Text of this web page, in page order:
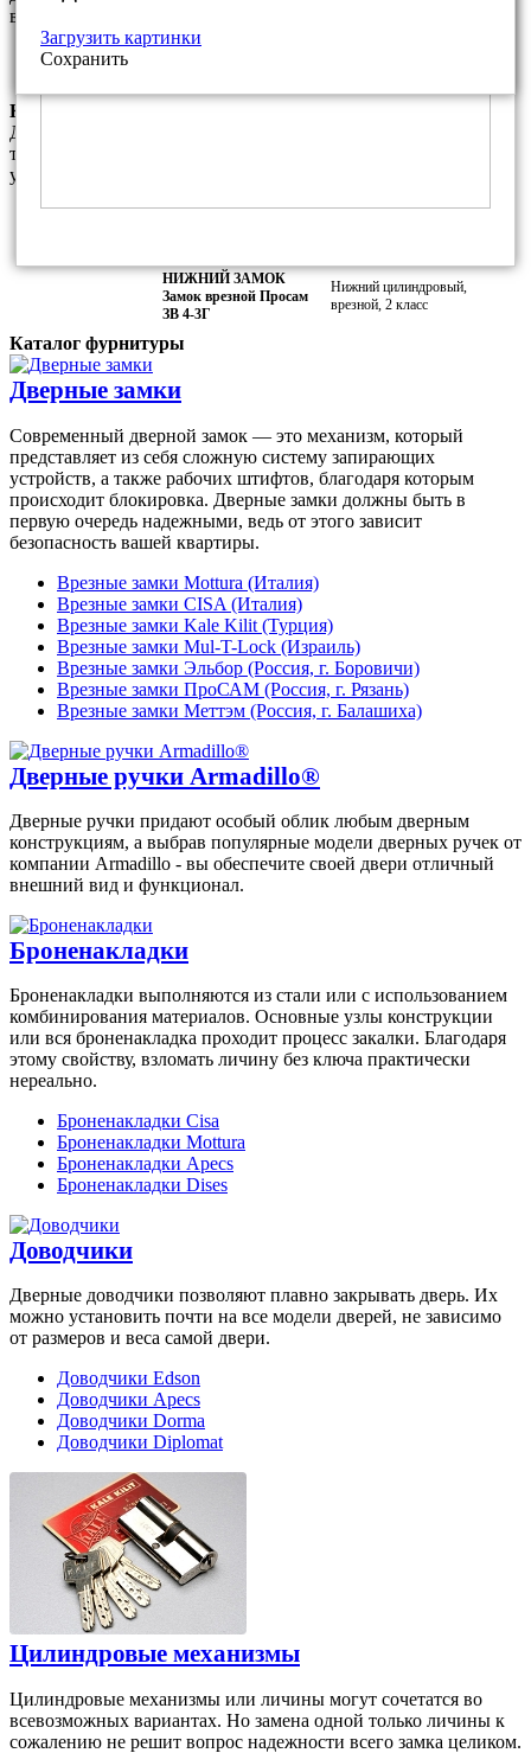
варианты фурнитуры из нашего каталога
Комплектация замками данной модели
Данный комплект замков является базовым и соответсвует
требованиям МВД РФ. За дополнительную плату Вы можете
установить любой другой замок из наших каталогов.
ВЕРХНИЙ ЗАМОК
Верхний сувальдный,
НИЖНИЙ ЗАМОК
Замок врезной Просам
ЗВ 4-3Г
Нижний цилиндровый,
врезной, 2 класс
Каталог фурнитуры
Дверные замки
Современный дверной замок — это механизм, который
представляет из себя сложную систему запирающих
устройств, а также рабочих штифтов, благодаря которым
происходит блокировка. Дверные замки должны быть в
первую очередь надежными, ведь от этого зависит
безопасность вашей квартиры.
Врезные замки Mottura (Италия)
Врезные замки CISA (Италия)
Врезные замки Kale Kilit (Турция)
Врезные замки Mul-T-Lock (Израиль)
Врезные замки Эльбор (Россия, г. Боровичи)
Врезные замки ПроСАМ (Россия, г. Рязань)
Врезные замки Меттэм (Россия, г. Балашиха)
Дверные ручки Armadillo®
Дверные ручки придают особый облик любым дверным
конструкциям, а выбрав популярные модели дверных ручек от
компании Armadillo - вы обеспечите своей двери отличный
внешний вид и функционал.
Броненакладки
Броненакладки выполняются из стали или с использованием
комбинирования материалов. Основные узлы конструкции
или вся броненакладка проходит процесс закалки. Благодаря
этому свойству, взломать личину без ключа практически
нереально.
Броненакладки Cisa
Броненакладки Mottura
Броненакладки Apecs
Броненакладки Dises
Доводчики
Дверные доводчики позволяют плавно закрывать дверь. Их
можно установить почти на все модели дверей, не зависимо
от размеров и веса самой двери.
Доводчики Edson
Доводчики Apecs
Доводчики Dorma
Доводчики Diplomat
Цилиндровые механизмы
Цилиндровые механизмы или личины могут сочетатся во
всевозможных вариантах. Но замена одной только личины к
сожалению не решит вопрос надежности всего замка целиком.
Загрузить картинки
Сохранить